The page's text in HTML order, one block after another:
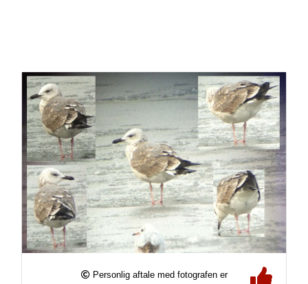
Personlig aftale med fotografen er